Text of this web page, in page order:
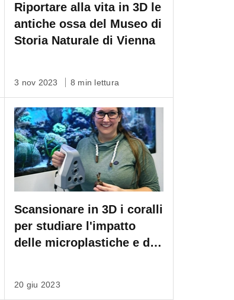
Riportare alla vita in 3D le
antiche ossa del Museo di
Storia Naturale di Vienna
3 nov 2023 8 min lettura
Scansionare in 3D i coralli
per studiare l'impatto
delle microplastiche e del
20 giu 2023